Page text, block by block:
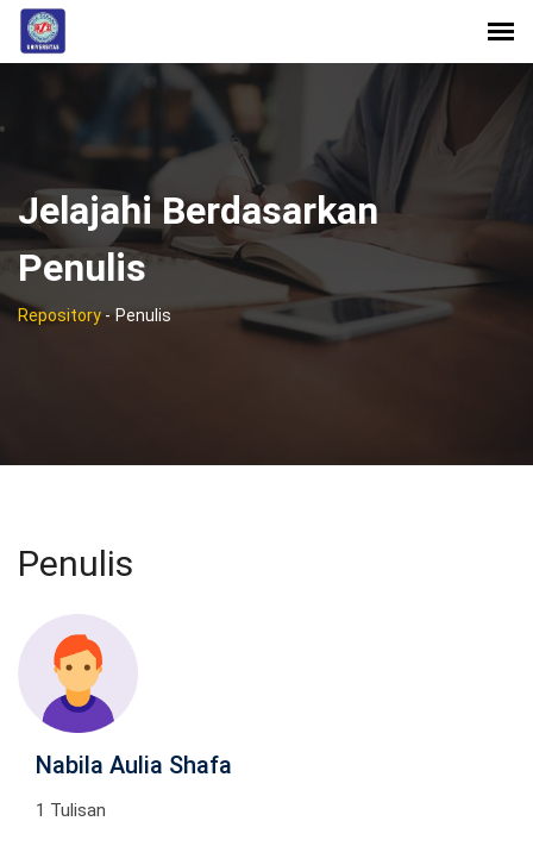
Jelajahi Berdasarkan
Penulis
Repository- Penulis
Penulis
Nabila Aulia Shafa
1 Tulisan